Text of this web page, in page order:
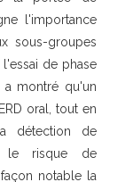
l'importance
sous-groupes
de phase
a montré qu'un
oral, tout en
détection de
le risque de
notable la